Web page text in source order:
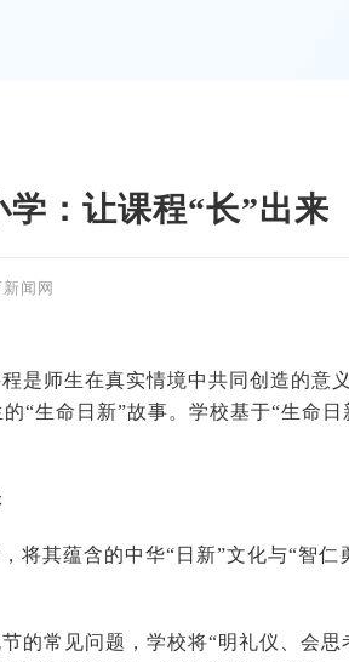
：让课程“长”出来
闻网
是师生在真实情境中共同创造的意
“生命日新”故事。学校基于“生命
将其蕴含的中华“日新”文化与“智
的常见问题，学校将“明礼仪、会